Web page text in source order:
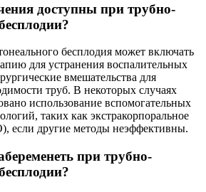
доступны при трубно-
бесплодия может включать
для устранения воспалительных
вмешательства для
труб. В некоторых случаях
использование вспомогательных
таких как экстракорпоральное
если другие методы неэффективны.
при трубно-